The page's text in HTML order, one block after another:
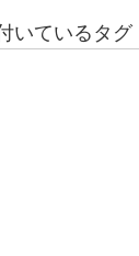
いているタグ